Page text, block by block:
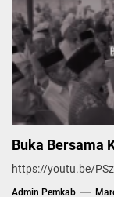
Buka Bersama
https://youtu.be/
Admin Pemkab